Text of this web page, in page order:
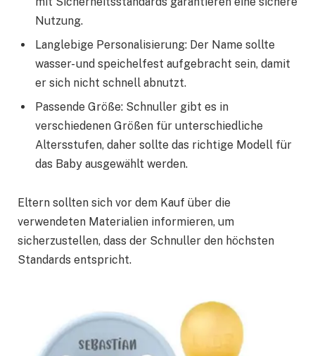
Nutzung.
Langlebige Personalisierung: Der Name sollte
wasser- und speichelfest aufgebracht sein, damit
er sich nicht schnell abnutzt.
Passende Größe: Schnuller gibt es in
verschiedenen Größen für unterschiedliche
Altersstufen, daher sollte das richtige Modell für
das Baby ausgewählt werden.
Eltern sollten sich vor dem Kauf über die
verwendeten Materialien informieren, um
sicherzustellen, dass der Schnuller den höchsten
Standards entspricht.